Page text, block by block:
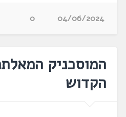
04/06/2024
0
המוסכניק
הקדוש